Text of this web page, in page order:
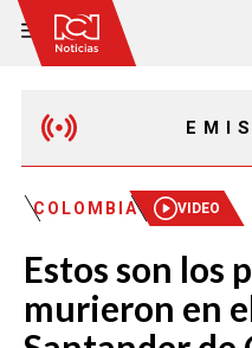
COLOMBIA VIDEO
Estos son los
murieron en